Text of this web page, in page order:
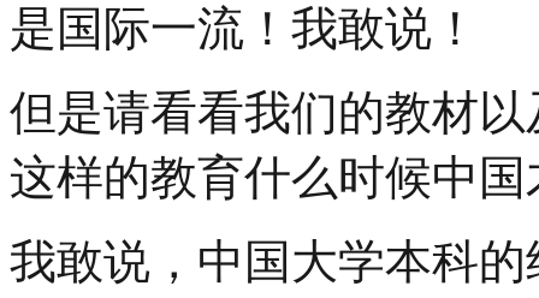
是国际一流！我敢说！
但是请看看我们的教材
这样的教育什么时候中
我敢说，中国大学本科